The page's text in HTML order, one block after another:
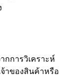
กการวิเคราะห์
าของสินค้าหรือ